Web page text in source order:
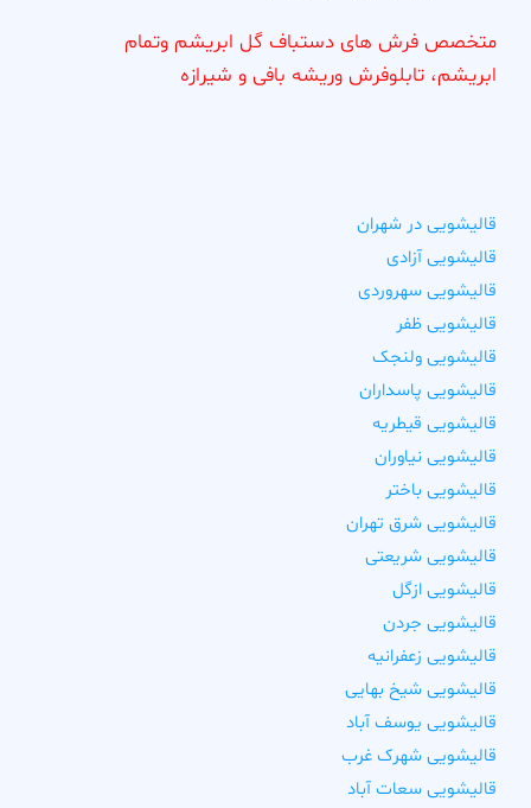
متخصص فرش های دستباف گل ابریشم وتمام
ابریشم، تابلوفرش وریشه بافی و شیرازه
قالیشویی در شهران
قالیشویی آزادی
قالیشویی سهروردی
قالیشویی ظفر
قالیشویی ولنجک
قالیشویی پاسداران
قالیشویی قیطریه
قالیشویی نیاوران
قالیشویی باختر
قالیشویی شرق تهران
قالیشویی شریعتی
قالیشویی ازگل
قالیشویی جردن
قالیشویی زعفرانیه
قالیشویی شیخ بهایی
قالیشویی یوسف آباد
قالیشویی شهرک غرب
قالیشویی سعات آباد